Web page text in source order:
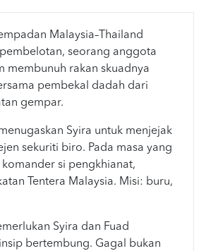
Malaysia–Thailand
seorang anggota
membunuh rakan skuadnya
pembekal dadah dari
gempar.
Syira untuk menjejak
sekuriti biro. Pada masa yang
komander si pengkhianat,
Tentera Malaysia. Misi: buru,
Syira dan Fuad
bertembung. Gagal bukan